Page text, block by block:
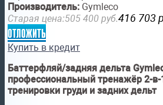
Производитель: Gymleco
Старая цена:505 400 руб.416 703
отложить
Купить в кредит
Баттерфляй/задняя дельта
профессиональный тренажёр 2-
тренировки груди и задних дельт